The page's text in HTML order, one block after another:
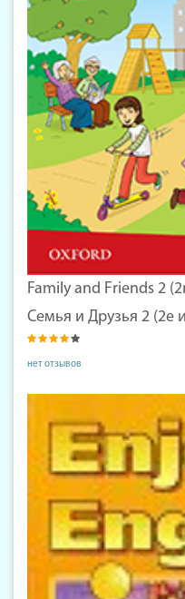
Family and Friends 2
Семья и Друзья 2 (2е
нет отзывов